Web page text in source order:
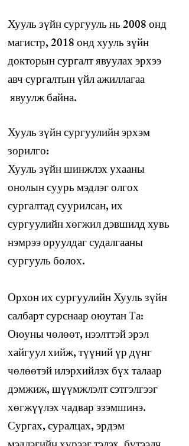
Хууль зүйн сургууль нь 2008 онд
магистр, 2018 онд хууль зүйн
докторын сургалт явуулах эрхээ
авч сургалтын үйл ажиллагаа
явуулж байна.
Хууль зүйн сургуулийн эрхэм
зорилго:
Хууль зүйн шинжлэх ухааны
онолын суурь мэдлэг олгох
сургалтад суурилсан, их
сургуулийн хөгжил дэвшилд хувь
нэмрээ оруулдаг судалгааны
сургууль болох.
Орхон их сургуулийн Хууль зүйн
салбарт сурснаар оюутан Та:
Оюуны чөлөөт, нээлттэй эрэл
хайгуул хийж, түүний үр дүнг
чөлөөтэй илэрхийлэх бүх талаар
дэмжиж, шүүмжлэлт сэтгэлгээг
хөгжүүлэх чадвар эзэмшинэ.
Сургах, суралцах, эрдэм